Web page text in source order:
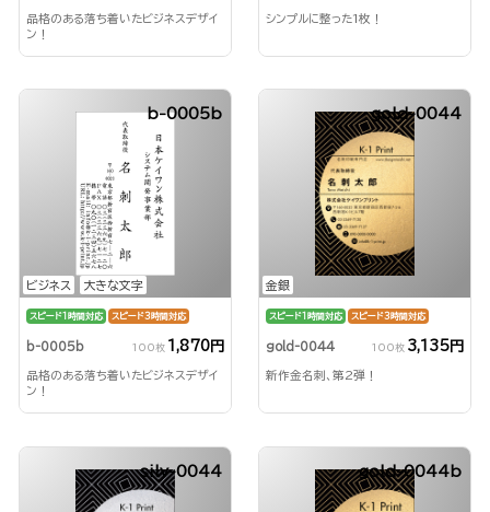
品格のある落ち着いたビジネスデザイ
ン！
シンプルに整った1枚！
ビジネス 大きな文字
b-0005b
スピード1時間対応 スピード3時間対応
b-0005b 100枚 1,870円
品格のある落ち着いたビジネスデザイ
ン！
金銀
gold-0044
スピード1時間対応 スピード3時間対応
gold-0044 100枚 3,135円
新作金名刺、第2弾！
silv-0044 gold-0044b